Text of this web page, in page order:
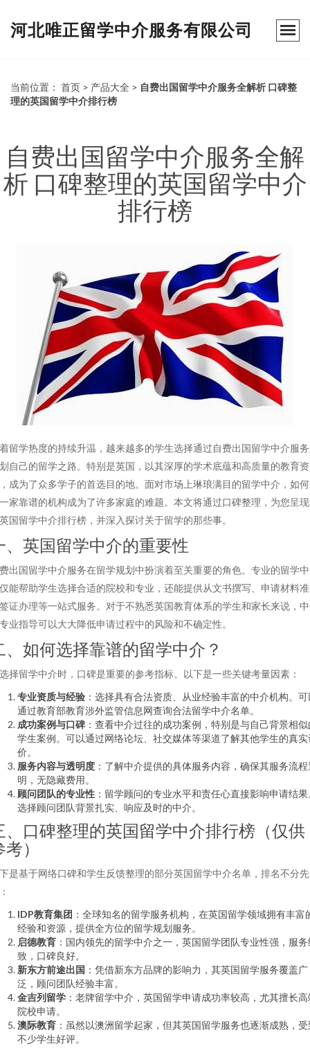
河北唯正留学中介服务有限公司
当前位置： 首页 > 产品大全 > 自费出国留学中介服务全解析 口碑整
理的英国留学中介排行榜
自费出国留学中介服务全解
析 口碑整理的英国留学中介
排行榜
留学热度的持续升温，越来越多的学生选择通过自费出国留学中介服
自己的留学之路。特别是英国，以其深厚的学术底蕴和高质量的教育资
成为了众多学子的首选目的地。面对市场上琳琅满目的留学中介，如
家靠谱的机构成为了许多家庭的难题。本文将通过口碑整理，为您呈
国留学中介排行榜，并深入探讨关于留学的那些事。
、英国留学中介的重要性
出国留学中介服务在留学规划中扮演着至关重要的角色。专业的留学
能帮助学生选择合适的院校和专业，还能提供从文书撰写、申请材料
证办理等一站式服务。对于不熟悉英国教育体系的学生和家长来说，
业指导可以大大降低申请过程中的风险和不确定性。
、如何选择靠谱的留学中介？
择留学中介时，口碑是重要的参考指标。以下是一些关键考量因素：
专业资质与经验 ：选择具有合法资质、从业经验丰富的中介机构。可
通过教育部教育涉外监管信息网查询合法留学中介名单。
成功案例与口碑 ：查看中介过往的成功案例，特别是与自己背景相似
学生案例。可以通过网络论坛、社交媒体等渠道了解其他学生的真实
价。
服务内容与透明度 ：了解中介提供的具体服务内容，确保其服务流
明，无隐藏费用。
顾问团队的专业性 ：留学顾问的专业水平和责任心直接影响申请结
选择顾问团队背景扎实、响应及时的中介。
、口碑整理的英国留学中介排行榜（仅供
）
是基于网络口碑和学生反馈整理的部分英国留学中介名单，排名不分先
IDP教育集团 ：全球知名的留学服务机构，在英国留学领域拥有丰富
经验和资源，提供全方位的留学规划服务。
启德教育 ：国内领先的留学中介之一，英国留学团队专业性强，服务
致，口碑良好。
新东方前途出国 ：凭借新东方品牌的影响力，其英国留学服务覆盖广
泛，顾问团队经验丰富。
金吉列留学 ：老牌留学中介，英国留学申请成功率较高，尤其擅长高
院校申请。
澳际教育 ：虽然以澳洲留学起家，但其英国留学服务也逐渐成熟，受
不少学生好评。